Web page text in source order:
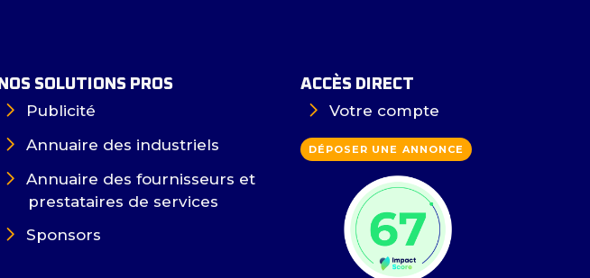
NOS SOLUTIONS PROS
Publicité
Annuaire des industriels
Annuaire des fournisseurs et
prestataires de services
Sponsors
ACCÈS DIRECT
Votre compte
DÉPOSER UNE ANNONCE